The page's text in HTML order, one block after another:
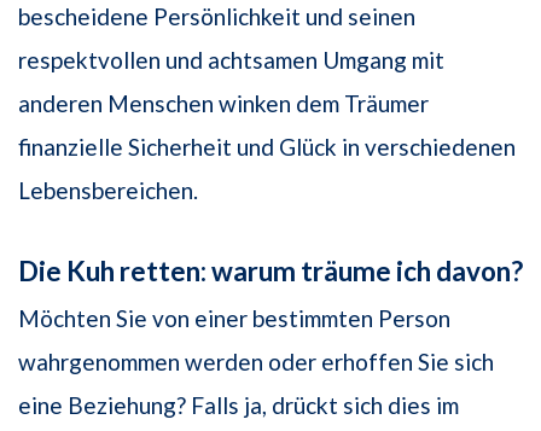
bescheidene Persönlichkeit und seinen
respektvollen und achtsamen Umgang mit
anderen Menschen winken dem Träumer
finanzielle Sicherheit und Glück in verschiedenen
Lebensbereichen.
Die Kuh retten: warum träume ich davon?
Möchten Sie von einer bestimmten Person
wahrgenommen werden oder erhoffen Sie sich
eine Beziehung? Falls ja, drückt sich dies im